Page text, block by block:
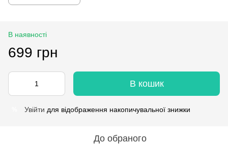
В наявності
699 грн
В кошик
Увійти для відображення накопичувальної знижки
До обраного